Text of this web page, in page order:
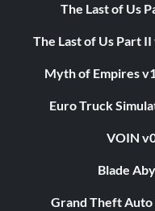
The Last of Us
The Last of Us Part
Myth of Empires
Euro Truck
VOIN
Blade
Grand Theft Auto